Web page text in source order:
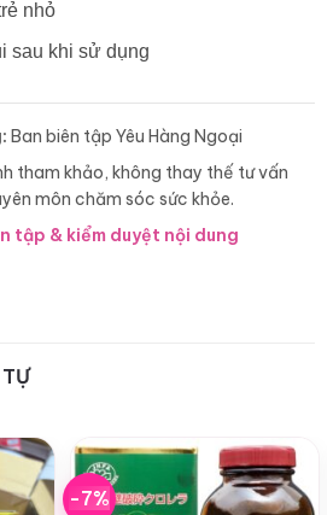
nhỏ
sau khi sử dụng
Ban biên tập Yêu Hàng Ngoại
tham khảo, không thay thế tư vấn
môn chăm sóc sức khỏe.
tập & kiểm duyệt nội dung
-7%